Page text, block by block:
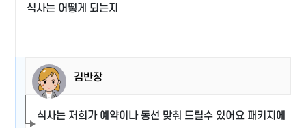
식사는 어떻게 되는지
김반장
식사는 저희가 예약이나 동선 맞춰 드릴수 있어요 패키지에